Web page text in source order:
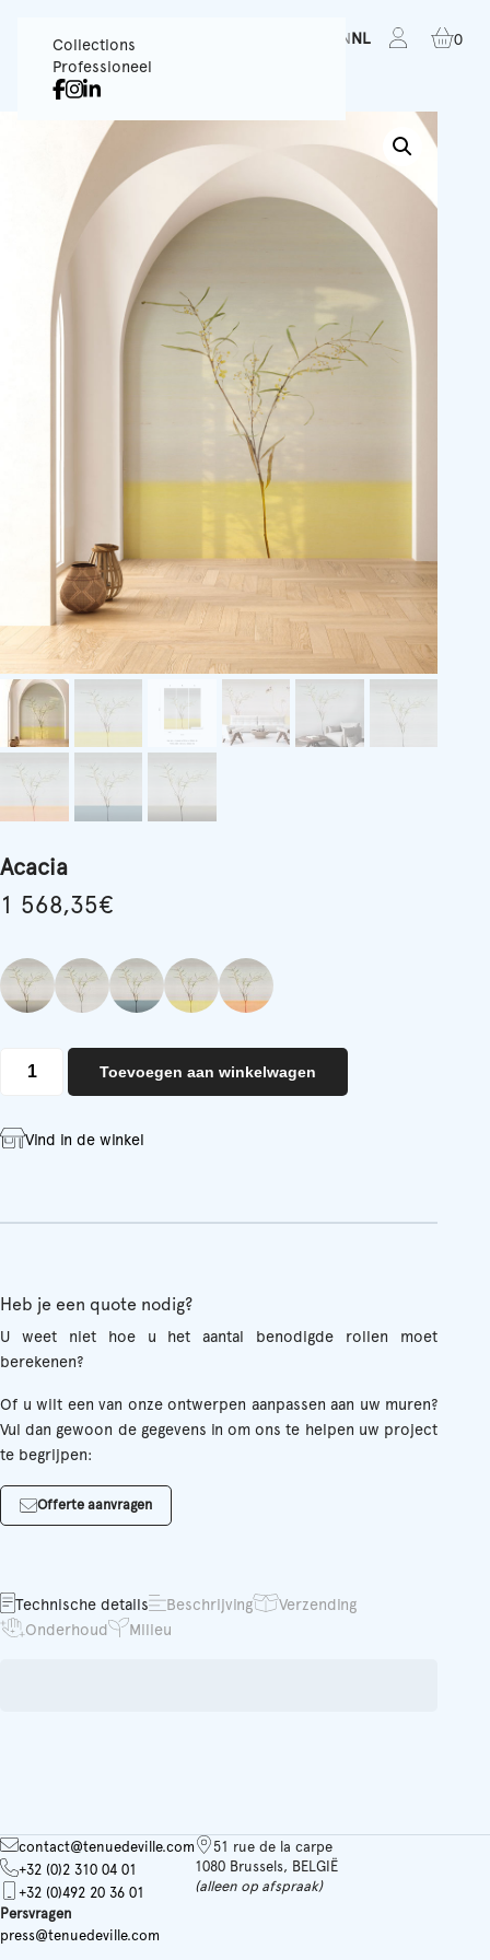
Collections
Professioneel
EN NL 0
Acacia
1 568,35€
aantal
Toevoegen aan winkelwagen
Vind in de winkel
Heb je een quote nodig?
U weet niet hoe u het aantal benodigde rollen moet
berekenen?
Of u wilt een van onze ontwerpen aanpassen aan uw muren?
Vul dan gewoon de gegevens in om ons te helpen uw project
te begrijpen:
Offerte aanvragen
Technische details Beschrijving
Verzending
Onderhoud
Milieu
contact@tenuedeville.com
+32 (0)2 310 04 01
+32 (0)492 20 36 01
Persvragen
press@tenuedeville.com
51 rue de la carpe
1080 Brussels, BELGIË
(alleen op afspraak)